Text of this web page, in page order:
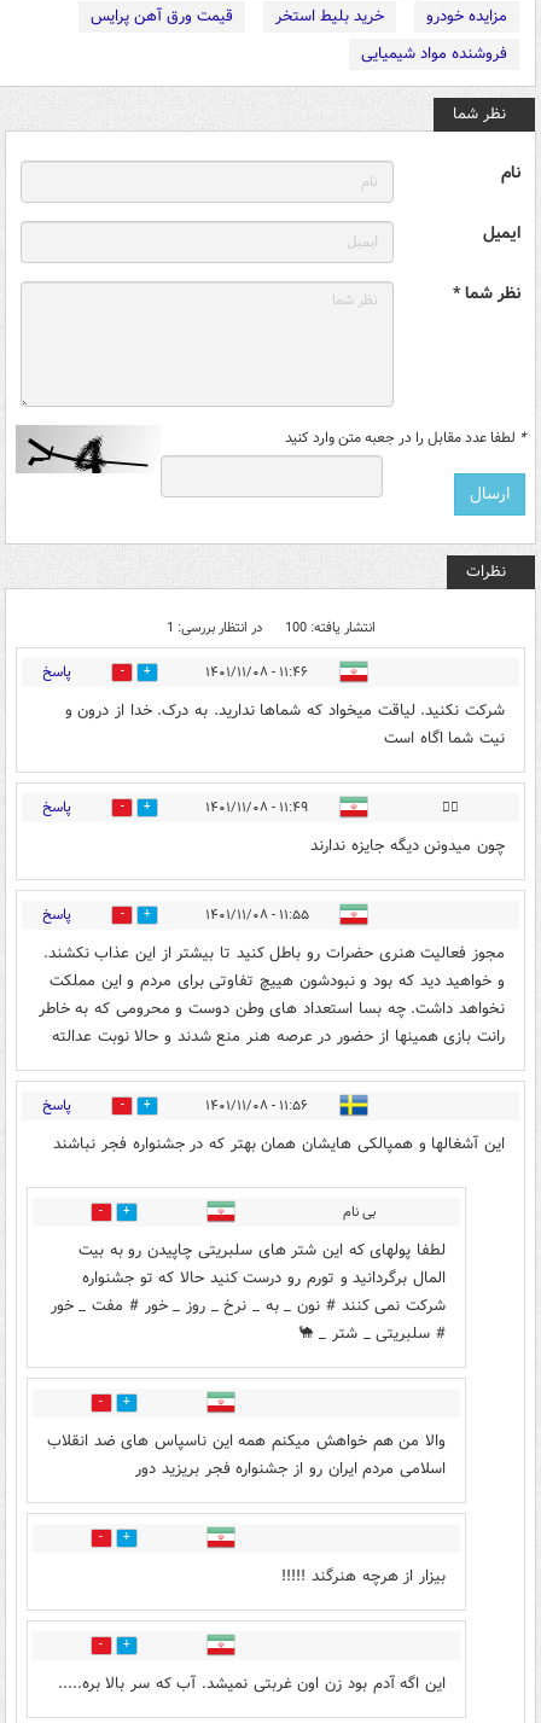
مزایده خودرو
خرید بلیط استخر
قیمت ورق آهن پرایس
فروشنده مواد شیمیایی
نظر شما
نام
ایمیل
نظر شما *
* لطفا عدد مقابل را در جعبه متن وارد کنید
نظرات
انتشار یافته: 100 در انتظار بررسی: 1
۱۱:۴۶ - ۱۴۰۱/۱۱/۰۸ 7 پاسخ
شرکت نکنید. لیاقت میخواد که شماها ندارید. به درک. خدا از درون و
نیت شما اگاه است
😶‍🌫️ ۱۱:۴۹ - ۱۴۰۱/۱۱/۰۸ 5 پاسخ
چون میدونن دیگه جایزه ندارند
۱۱:۵۵ - ۱۴۰۱/۱۱/۰۸ 3 پاسخ
مجوز فعالیت هنری حضرات رو باطل کنید تا بیشتر از این عذاب نکشند.
و خواهید دید که بود و نبودشون هییچ تفاوتی برای مردم و این مملکت
نخواهد داشت. چه بسا استعداد های وطن دوست و محرومی که به خاطر
رانت بازی همینها از حضور در عرصه هنر منع شدند و حالا نوبت عدالته
۱۱:۵۶ - ۱۴۰۱/۱۱/۰۸ 102 پاسخ
این آشغالها و همپالکی هایشان همان بهتر که در جشنواره فجر نباشند
بی نام 4
لطفا پولهای که این شتر های سلبریتی چاپیدن رو به بیت
المال برگردانید و تورم رو درست کنید حالا که تو جشنواره
شرکت نمی کنند # نون _ به _ نرخ _ روز _ خور # مفت _ خور
# سلبریتی _ شتر _ 🐪
1
والا من هم خواهش میکنم همه این ناسپاس های ضد انقلاب
اسلامی مردم ایران رو از جشنواره فجر بریزید دور
1
بیزار از هرچه هنرگند !!!!!
1
این اگه آدم بود زن اون غربتی نمیشد. آب که سر بالا بره.....